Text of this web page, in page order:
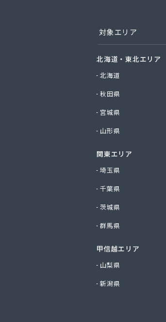
ア 北部充填所
タ 熊本営業所
チライフ
対象エリア
北海道・東北エリア
北海道
秋田県
宮城県
山形県
関東エリア
埼玉県
千葉県
茨城県
群馬県
甲信越エリア
山梨県
新潟県